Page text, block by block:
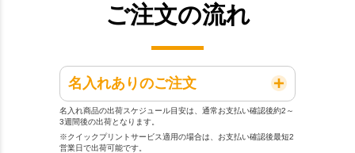
ご注文の流れ
名入れありのご注文
名入れ商品の出荷スケジュール目安は、通常お支払い確認後約2～
3週間後の出荷となります。
※クイックプリントサービス適用の場合は、お支払い確認後最短2
営業日で出荷可能です。